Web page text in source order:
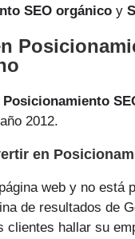
SEO orgánico y
Posicionamiento
2012.
en
web y no está
de resultados de
clientes hallar su